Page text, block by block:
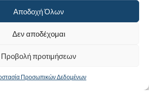
Αποδοχή Όλων
Δεν αποδέχομαι
Προβολή προτιμήσεων
Προσωπικών Δεδομένων